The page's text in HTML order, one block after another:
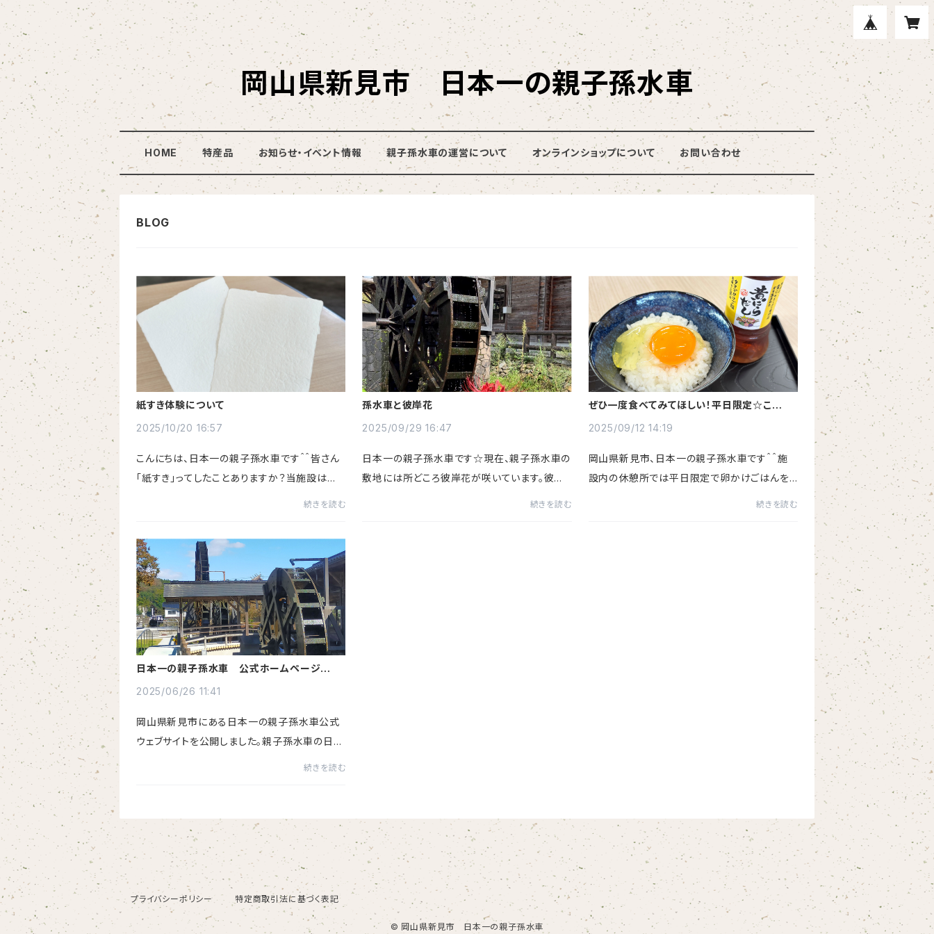
岡山県新見市 日本一の親子孫水車
HOME 特産品 お知らせ・イベント情報 親子孫水車の運営について オンラインショップについて お問い合わせ
紙すき体験について
2025/10/20 16:57
こんにちは、日本一の親子孫水車です＾＾皆さん
「紙すき」ってしたことありますか？当施設は実
は「紙の館」という名前がついていて、紙すき体
ェが毎週のように開催...
続きを読む
孫水車と彼岸花
2025/09/29 16:47
日本一の親子孫水車です☆現在、親子孫水車の
敷地には所どころ彼岸花が咲いています。彼岸
花は、毒があることや墓地に多く咲いていること
続きを読む
ぜひ一度食べてみてほしい！平日限定☆こだわ
2025/09/12 14:19
岡山県新見市、日本一の親子孫水車です＾＾施
設内の休憩所では平日限定で卵かけごはんを
提供しております。こだわりの詰まった卵かけご
続きを読む
日本一の親子孫水車 公式ホームページを公
2025/06/26 11:41
岡山県新見市にある日本一の親子孫水車公式
ウェブサイトを公開しました。親子孫水車の日常
続きを読む
プライバシーポリシー 特定商取引法に基づく表記
© 岡山県新見市 日本一の親子孫水車